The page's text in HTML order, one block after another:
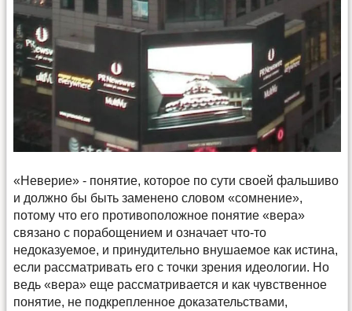
«Неверие» - понятие, которое по сути своей фальшиво
и должно бы быть заменено словом «сомнение»,
потому что его противоположное понятие «вера»
связано с порабощением и означает что-то
недоказуемое, и принудительно внушаемое как истина,
если рассматривать его с точки зрения идеологии. Но
ведь «вера» еще рассматривается и как чувственное
понятие, не подкрепленное доказательствами,